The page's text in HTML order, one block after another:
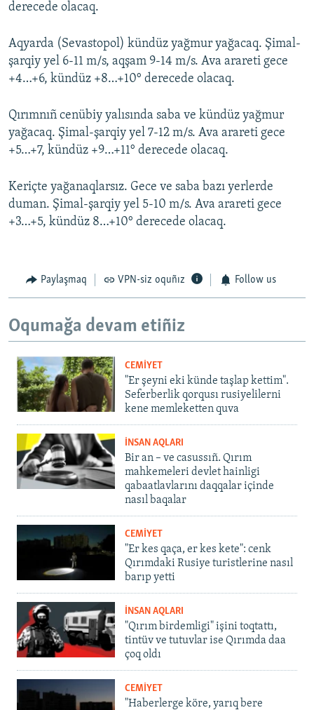
derecede olacaq.
Aqyarda (Sevastopol) kündüz yağmur yağacaq. Şimal-
şarqiy yel 6-11 m/s, aqşam 9-14 m/s. Ava arareti gece
+4…+6, kündüz +8…+10° derecede olacaq.
Qırımnıñ cenübiy yalısında saba ve kündüz yağmur
yağacaq. Şimal-şarqiy yel 7-12 m/s. Ava arareti gece
+5…+7, kündüz +9…+11° derecede olacaq.
Keriçte yağanaqlarsız. Gece ve saba bazı yerlerde
duman. Şimal-şarqiy yel 5-10 m/s. Ava arareti gece
+3…+5, kündüz 8…+10° derecede olacaq.
Paylaşmaq VPN-siz oquñız Follow us
Oqumağa devam etiñiz
CEMİYET
"Er şeyni eki künde taşlap kettim".
Seferberlik qorqusı rusiyelilerni
kene memleketten quva
İNSAN AQLARI
Bir an – ve casussıñ. Qırım
mahkemeleri devlet hainligi
qabaatlavlarını daqqalar içinde
nasıl baqalar
CEMİYET
"Er kes qaça, er kes kete": cenk
Qırımdaki Rusiye turistlerine nasıl
barıp yetti
İNSAN AQLARI
"Qırım birdemligi" işini toqtattı,
tintüv ve tutuvlar ise Qırımda daa
çoq oldı
CEMİYET
"Haberlerge köre, yarıq bere